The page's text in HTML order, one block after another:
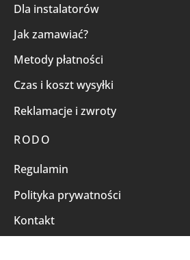
Dla instalatorów
Jak zamawiać?
Metody płatności
Czas i koszt wysyłki
Reklamacje i zwroty
RODO
Regulamin
Polityka prywatności
Kontakt